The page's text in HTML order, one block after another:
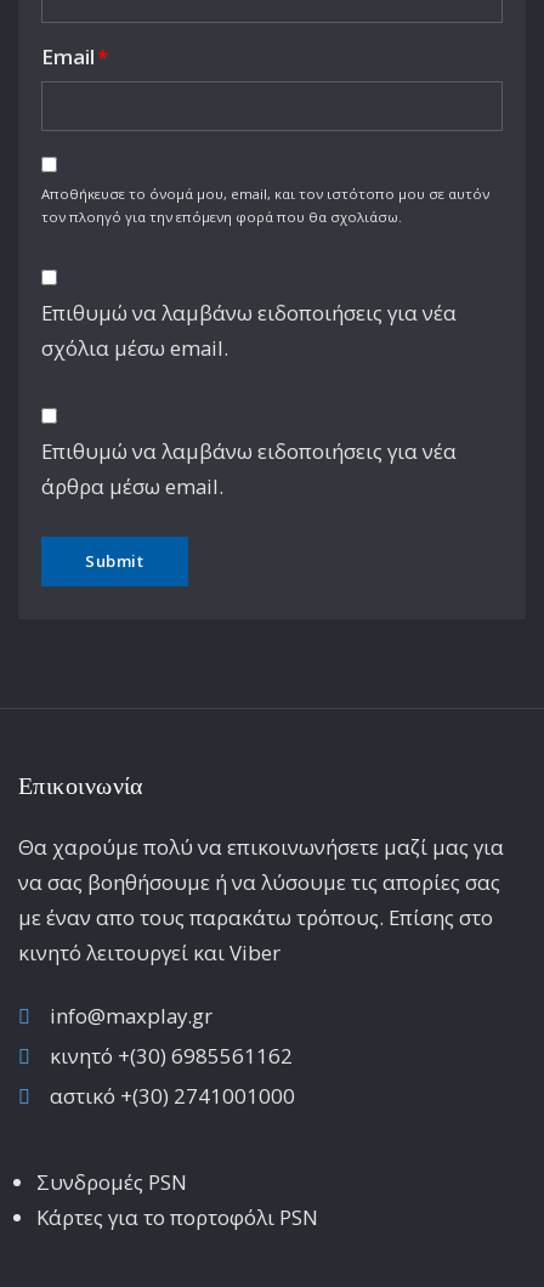
Email*
Αποθήκευσε το όνομά μου, email, και τον ιστότοπο μου σε αυτόν
τον πλοηγό για την επόμενη φορά που θα σχολιάσω.
Επιθυμώ να λαμβάνω ειδοποιήσεις για νέα
σχόλια μέσω email.
Επιθυμώ να λαμβάνω ειδοποιήσεις για νέα
άρθρα μέσω email.
Επικοινωνία
Θα χαρούμε πολύ να επικοινωνήσετε μαζί μας για
να σας βοηθήσουμε ή να λύσουμε τις απορίες σας
με έναν απο τους παρακάτω τρόπους. Επίσης στο
κινητό λειτoυργεί και Viber
info@maxplay.gr
κινητό +(30) 6985561162
αστικό +(30) 2741001000
Συνδρομές PSN
Κάρτες για το πορτοφόλι PSN